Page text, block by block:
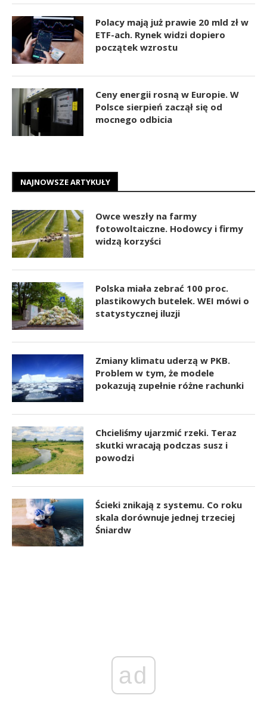
Polacy mają już prawie 20 mld zł w
ETF-ach. Rynek widzi dopiero
początek wzrostu
Ceny energii rosną w Europie. W
Polsce sierpień zaczął się od
mocnego odbicia
NAJNOWSZE ARTYKUŁY
Owce weszły na farmy
fotowoltaiczne. Hodowcy i firmy
widzą korzyści
Polska miała zebrać 100 proc.
plastikowych butelek. WEI mówi o
statystycznej iluzji
Zmiany klimatu uderzą w PKB.
Problem w tym, że modele
pokazują zupełnie różne rachunki
Chcieliśmy ujarzmić rzeki. Teraz
skutki wracają podczas susz i
powodzi
Ścieki znikają z systemu. Co roku
skala dorównuje jednej trzeciej
Śniardw
ad